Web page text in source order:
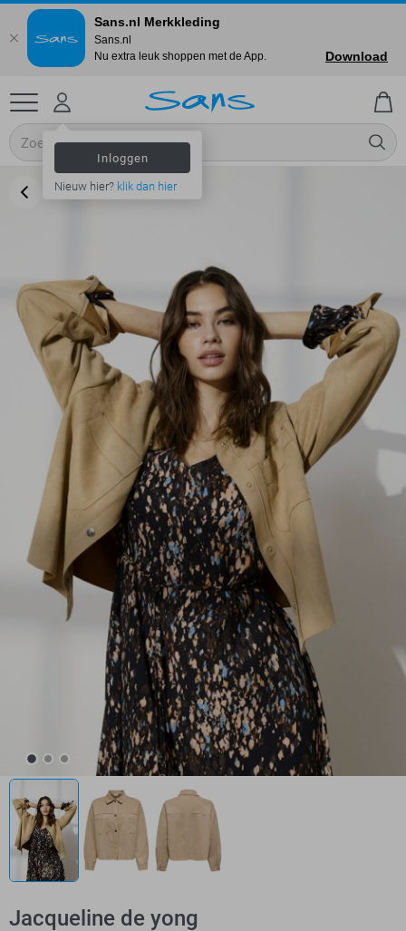
Inloggen
Nieuw hier? klik dan hier
Jacqueline de yong
Sans.nl Merkkleding
Sans.nl
Nu extra leuk shoppen met de App.
Download